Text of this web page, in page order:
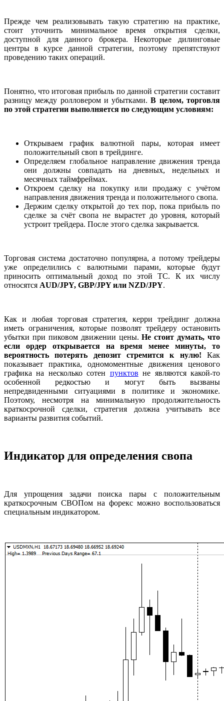
Прежде чем реализовывать такую стратегию на практике,
стоит уточнить минимальное время открытия сделки,
доступной для данного брокера. Некоторые дилинговые
центры в курсе данной стратегии, поэтому препятствуют
проведению таких операций.
Понятно, что итоговая прибыль по данной стратегии составит
разницу между ролловером и убытками.В целом, торговля
по этой стратегии выполняется по следующим условиям:
Открываем график валютной пары, которая имеет
положительный своп в трейдинге.
Определяем глобальное направление движения тренда
они должны совпадать на дневных, недельных и
месячных таймфреймах.
Откроем сделку на покупку или продажу с учётом
направления движения тренда и положительного свопа.
Держим сделку открытой до тех пор, пока прибыль по
сделке за счёт свопа не вырастет до уровня, который
устроит трейдера. После этого сделка закрывается.
Торговая система достаточно популярна, а потому трейдеры
уже определились с валютными парами, которые будут
приносить оптимальный доход по этой ТС. К их числу
относятся AUD/JPY, GBP/JPY или NZD/JPY.
Как и любая торговая стратегия, керри трейдинг должна
иметь ограничения, которые позволят трейдеру остановить
убытки при пиковом движении цены.Не стоит думать, что
если ордер открывается на время менее минуты, то
вероятность потерять депозит стремится к нулю! Как
показывает практика, одномоментные движения ценового
графика на несколько сотен пунктов не являются какой-то
особенной редкостью и могут быть вызваны
непредвиденными ситуациями в политике и экономике.
Поэтому, несмотря на минимальную продолжительность
краткосрочной сделки, стратегия должна учитывать все
варианты развития событий.
Индикатор для определения свопа
Для упрощения задачи поиска пары с положительным
краткосрочным СВОПом на форекс можно воспользоваться
специальным индикатором.